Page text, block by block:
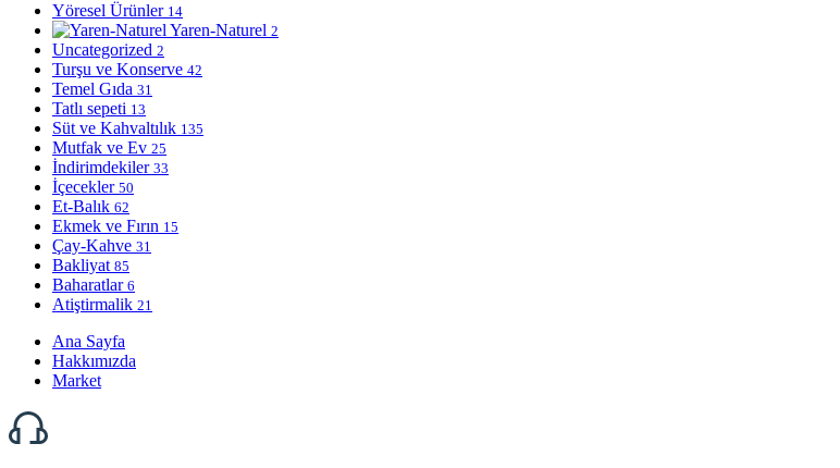
Yöresel Ürünler 14
Yaren-Naturel 2
Uncategorized 2
Turşu ve Konserve 42
Temel Gıda 31
Tatlı sepeti 13
Süt ve Kahvaltılık 135
Mutfak ve Ev 25
İndirimdekiler 33
İçecekler 50
Et-Balık 62
Ekmek ve Fırın 15
Çay-Kahve 31
Bakliyat 85
Baharatlar 6
Atiştirmalik 21
Ana Sayfa
Hakkımızda
Market